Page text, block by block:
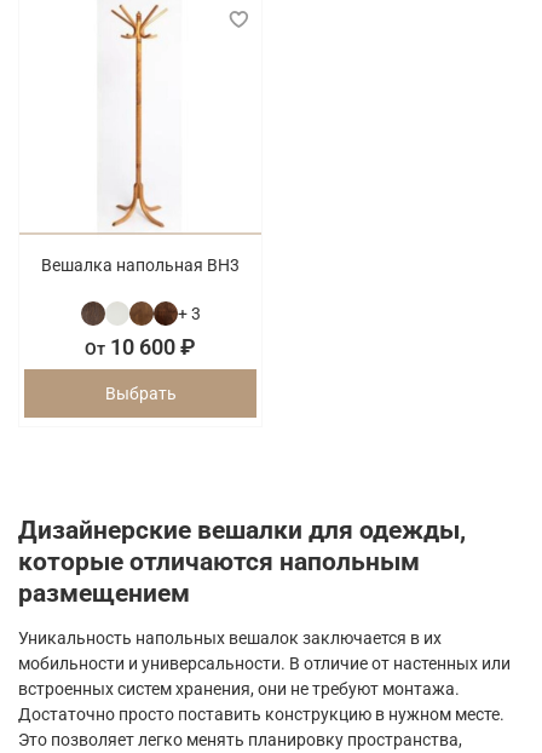
Вешалка напольная ВН3
+ 3
От 10 600 ₽
Выбрать
Дизайнерские вешалки для одежды,
которые отличаются напольным
размещением
Уникальность напольных вешалок заключается в их
мобильности и универсальности. В отличие от настенных или
встроенных систем хранения, они не требуют монтажа.
Достаточно просто поставить конструкцию в нужном месте.
Это позволяет легко менять планировку пространства,